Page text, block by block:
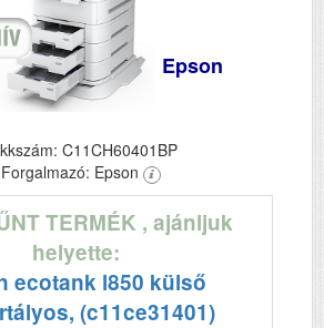
Epson
C11CH60401BP
Forgalmazó: Epson
TERMÉK , ajánljuk
helyette:
ecotank l850 külső
(c11ce31401)